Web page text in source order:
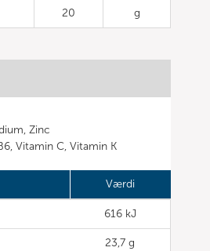
20 g
Zinc
Vitamin C, Vitamin K
Værdi
616 kJ
23,7 g